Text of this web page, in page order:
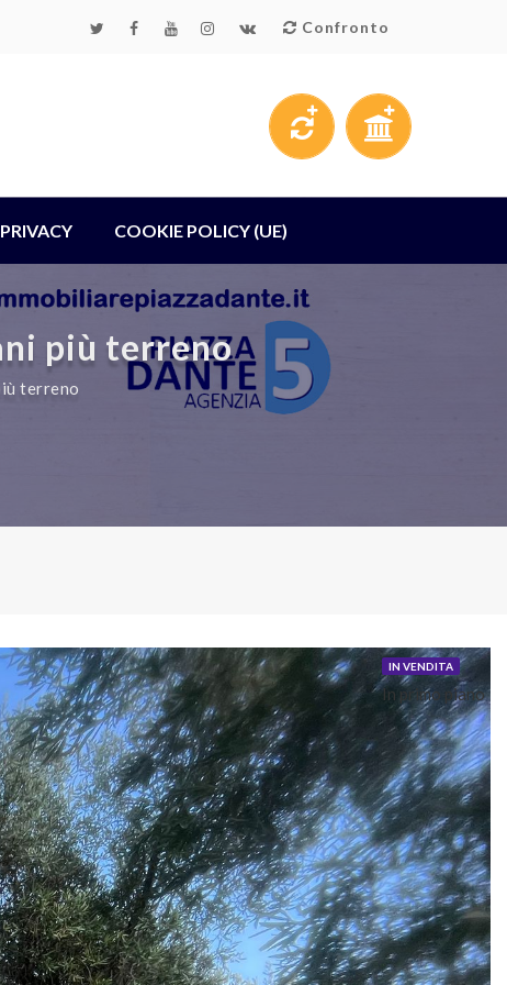
Confronto
COOKIE POLICY (UE)
più terreno
terreno
IN VENDITA
In primo piano